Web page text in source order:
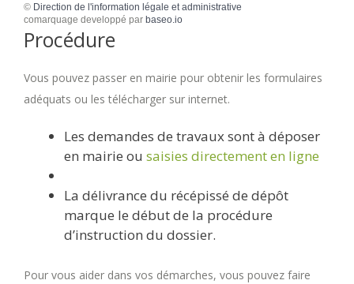
© Direction de l'information légale et administrative
comarquage developpé par baseo.io
Procédure
Vous pouvez passer en mairie pour obtenir les formulaires
adéquats ou les télécharger sur internet.
Les demandes de travaux sont à déposer
en mairie ou saisies directement en ligne
La délivrance du récépissé de dépôt
marque le début de la procédure
d’instruction du dossier.
Pour vous aider dans vos démarches, vous pouvez faire